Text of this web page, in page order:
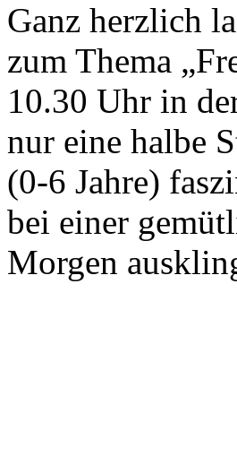
Ganz herzlich
zum Thema
10.30 Uhr in
nur eine halbe
(0-6 Jahre)
bei einer
Morgen